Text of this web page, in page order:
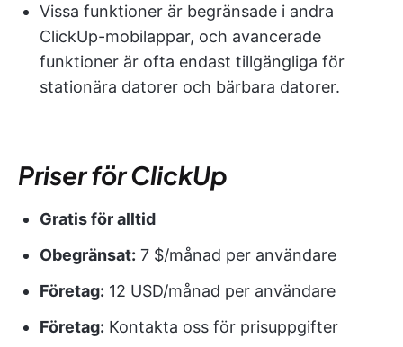
Vissa funktioner är begränsade i andra
ClickUp-mobilappar, och avancerade
funktioner är ofta endast tillgängliga för
stationära datorer och bärbara datorer.
Priser för ClickUp
Gratis för alltid
Obegränsat: 7 $/månad per användare
Företag: 12 USD/månad per användare
Företag: Kontakta oss för prisuppgifter